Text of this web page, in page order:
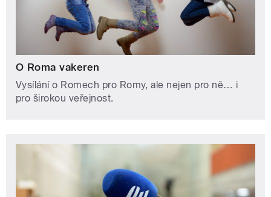
O Roma vakeren
Vysílání o Romech pro Romy, ale nejen pro ně… i
pro širokou veřejnost.